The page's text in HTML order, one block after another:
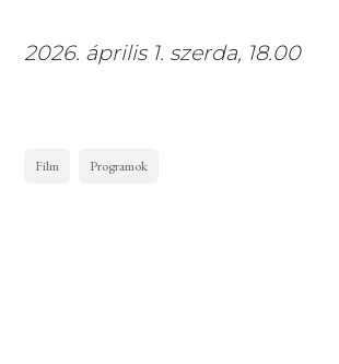
2026. április 1. szerda, 18.00
Film Programok